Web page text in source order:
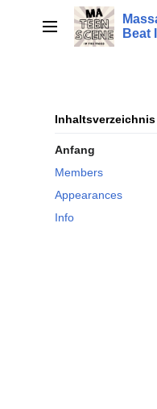
springenHauptmenü
Beat
Inhaltsverzeichnis
Anfang
Members
Appearances
Info